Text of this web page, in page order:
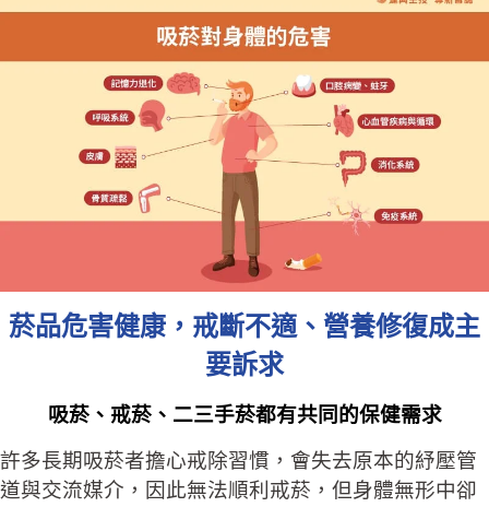
菸品危害健康， 戒斷不適、營養修復成主
要訴求
吸菸、戒菸、二三手菸都有共同的保健需求
許多長期吸菸者擔心戒除習慣，會失去原本的紓壓管
道與交流媒介，因此無法順利戒菸，但身體無形中卻